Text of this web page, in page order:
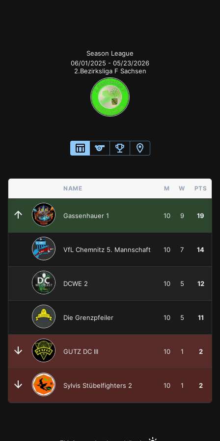
Season League
06/01/2025 - 05/23/2026
2.Bezirksliga F Sachsen
NAME M W PTS
Gassenhauer 1 10 9 19
VfL Chemnitz 5. Mannschaft 10 7 14
DCWE 2 10 5 12
Die Grenzpfeiler 10 5 11
GUTZ DC III 10 1 2
Sylvis Stübelfighters 2 10 1 2